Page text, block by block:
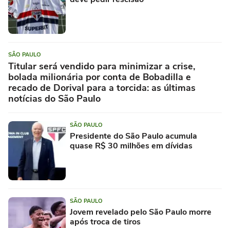
SÃO PAULO
Titular será vendido para minimizar a crise,
bolada milionária por conta de Bobadilla e
recado de Dorival para a torcida: as últimas
notícias do São Paulo
SÃO PAULO
Presidente do São Paulo acumula
quase R$ 30 milhões em dívidas
SÃO PAULO
Jovem revelado pelo São Paulo morre
após troca de tiros